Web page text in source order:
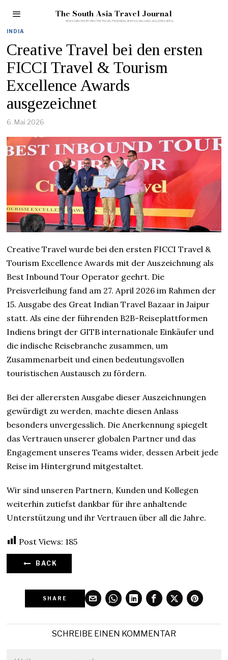
The South Asia Travel Journal
INDIA
Creative Travel bei den ersten
FICCI Travel & Tourism
Excellence Awards
ausgezeichnet
6. Mai 2026
Creative Travel wurde bei den ersten FICCI Travel &
Tourism Excellence Awards mit der Auszeichnung als
Best Inbound Tour Operator geehrt. Die
Preisverleihung fand am 27. April 2026 im Rahmen der
15. Ausgabe des Great Indian Travel Bazaar in Jaipur
statt. Als eine der führenden B2B-Reiseplattformen
Indiens bringt der GITB internationale Einkäufer und
die indische Reisebranche zusammen, um
Zusammenarbeit und einen bedeutungsvollen
touristischen Austausch zu fördern.
Bei der allerersten Ausgabe dieser Auszeichnungen
gewürdigt zu werden, machte diesen Anlass
besonders unvergesslich. Die Anerkennung spiegelt
das Vertrauen unserer globalen Partner und das
Engagement unseres Teams wider, dessen Arbeit jede
Reise im Hintergrund mitgestaltet.
Wir sind unseren Partnern, Kunden und Kollegen
weiterhin zutiefst dankbar für ihre anhaltende
Unterstützung und ihr Vertrauen über all die Jahre.
Post Views: 185
BACK
SHARE
SCHREIBE EINEN KOMMENTAR